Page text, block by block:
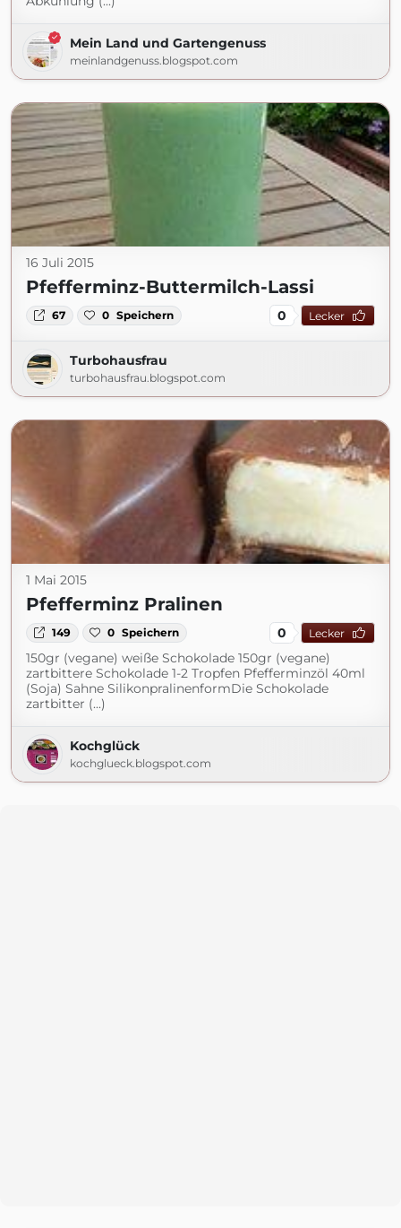
Mein Land und Gartengenuss
meinlandgenuss.blogspot.com
16 Juli 2015
Pfefferminz-Buttermilch-Lassi
67 0 Speichern 0 Lecker
Turbohausfrau
turbohausfrau.blogspot.com
1 Mai 2015
Pfefferminz Pralinen
149 0 Speichern 0 Lecker
150gr (vegane) weiße Schokolade 150gr (vegane)
zartbittere Schokolade 1-2 Tropfen Pfefferminzöl 40ml
(Soja) Sahne SilikonpralinenformDie Schokolade
zartbitter (...)
Kochglück
kochglueck.blogspot.com